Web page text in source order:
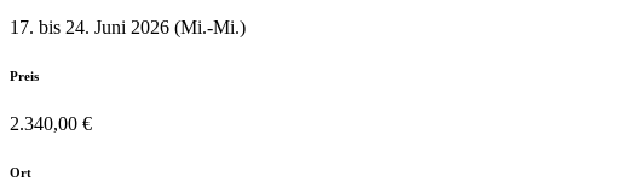
17. bis 24. Juni 2026 (Mi.-Mi.)
Preis
2.340,00 €
Ort